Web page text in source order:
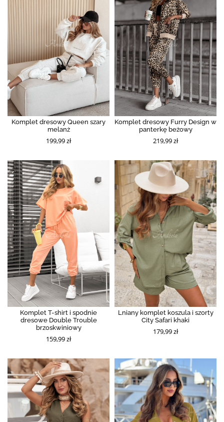
Komplet dresowy Queen szary
melanż
199,99 zł
Komplet dresowy Furry Design w
panterkę beżowy
219,99 zł
Komplet T-shirt i spodnie
dresowe Double Trouble
brzoskwiniowy
159,99 zł
Lniany komplet koszula i szorty
City Safari khaki
179,99 zł